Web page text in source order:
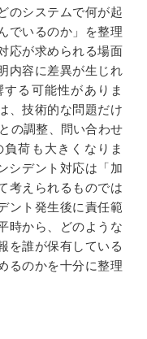
のシステムで何が起
でいるのか」を整理
応が求められる場面
内容に差異が生じれ
る可能性がありま
、技術的な問題だけ
の調整、問い合わせ
荷も大きくなりま
シデント対応は「加
考えられるものでは
ント発生後に責任範
時から、どのような
を誰が保有している
るのかを十分に整理